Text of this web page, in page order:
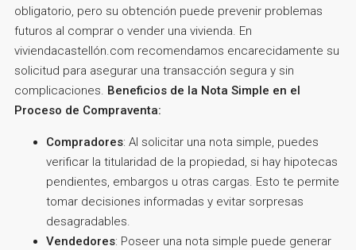
obligatorio, pero su obtención puede prevenir problemas
futuros al comprar o vender una vivienda. En
viviendacastellón.com recomendamos encarecidamente su
solicitud para asegurar una transacción segura y sin
complicaciones. Beneficios de la Nota Simple en el
Proceso de Compraventa:
Compradores: Al solicitar una nota simple, puedes
verificar la titularidad de la propiedad, si hay hipotecas
pendientes, embargos u otras cargas. Esto te permite
tomar decisiones informadas y evitar sorpresas
desagradables.
Vendedores: Poseer una nota simple puede generar